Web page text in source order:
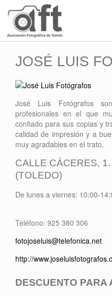
JOSÉ LUIS
José Luis Fotógrafos
profesionales en el que
confiado para sus copias y
calidad de impresión y a
muy agradables en el trato.
CALLE CÁCERES,
(TOLEDO)
De lunes a viernes: 10:00-
Teléfono: 925 380 306
fotojoseluis@telefonica.net
http://
DESCUENTO PARA